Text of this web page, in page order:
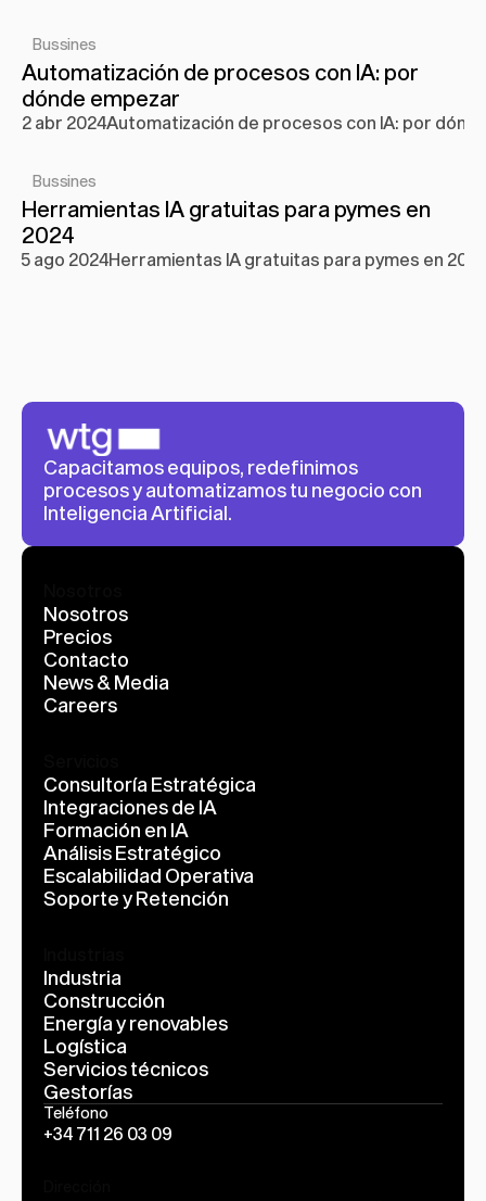
Bussines
Automatización de procesos con IA: por
dónde empezar
2 abr 2024Automatización de procesos con IA: por
Bussines
Herramientas IA gratuitas para pymes en
2024
5 ago 2024Herramientas IA gratuitas para pymes en 2024
Capacitamos equipos, redefinimos
procesos y automatizamos tu negocio con
Inteligencia Artificial.
Nosotros
Precios
Contacto
News & Media
Careers
Consultoría Estratégica
Integraciones de IA
Formación en IA
Análisis Estratégico
Escalabilidad Operativa
Soporte y Retención
Industria
Construcción
Energía y renovables
Logística
Servicios técnicos
Gestorías
Teléfono
+34 711 26 03 09